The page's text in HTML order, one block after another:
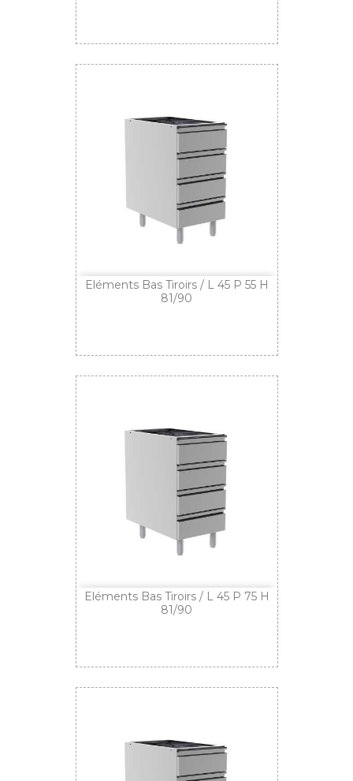
Eléments Bas Tiroirs / L 45 P 55 H
81/90
Eléments Bas Tiroirs / L 45 P 75 H
81/90